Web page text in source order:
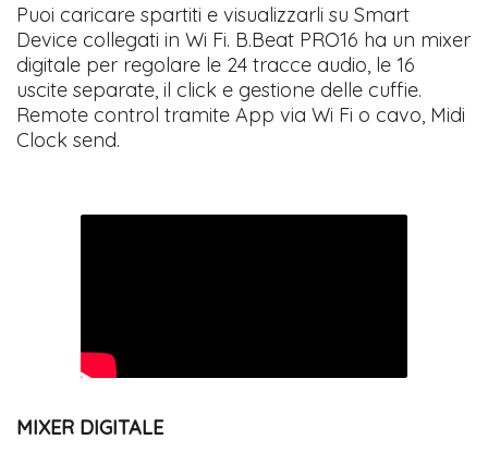
Puoi caricare spartiti e visualizzarli su Smart
Device collegati in Wi Fi. B.Beat PRO16 ha un mixer
digitale per regolare le 24 tracce audio, le 16
uscite separate, il click e gestione delle cuffie.
Remote control tramite App via Wi Fi o cavo, Midi
Clock send.
MIXER DIGITALE